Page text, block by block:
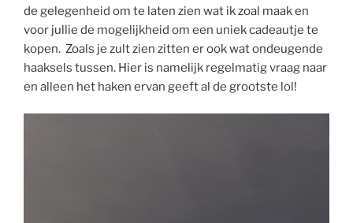
de gelegenheid om te laten zien wat ik zoal maak en
voor jullie de mogelijkheid om een uniek cadeautje te
kopen. Zoals je zult zien zitten er ook wat ondeugende
haaksels tussen. Hier is namelijk regelmatig vraag naar
en alleen het haken ervan geeft al de grootste lol!